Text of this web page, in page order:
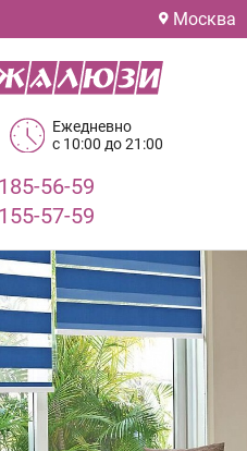
Москва
Ежедневно
с 10:00 до 21:00
56-59
57-59